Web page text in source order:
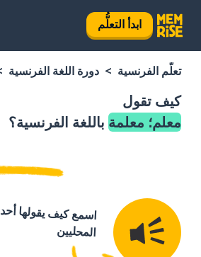
ابدأ التعلُّم
تعلَّم الفرنسية دورة اللغة الفرنسية
كيف تقول
معلم؛ معلمة باللغة الفرنسية؟
اسمع كيف يقولها أحد
المحليين